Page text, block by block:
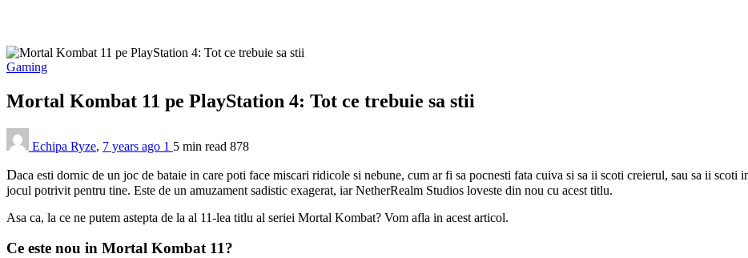
Gaming
Mortal Kombat 11 pe PlayStation 4: Tot ce trebuie sa stii
Echipa Ryze, 7 years ago 1 5 min read 878
Daca esti dornic de un joc de bataie in care poti face miscari ridicole si nebune, cum ar fi sa pocnesti fata cuiva si sa ii scoti creierul, sau sa ii
jocul potrivit pentru tine. Este de un amuzament sadistic exagerat, iar NetherRealm Studios loveste din nou cu acest titlu.
Asa ca, la ce ne putem astepta de la al 11-lea titlu al seriei Mortal Kombat? Vom afla in acest articol.
Ce este nou in Mortal Kombat 11?